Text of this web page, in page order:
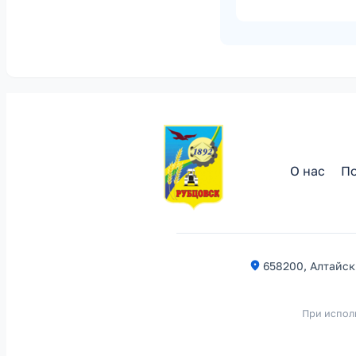
О нас
658200,
При